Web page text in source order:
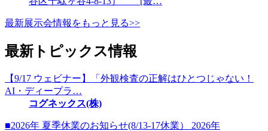
最新展示会情報をもっと見る>>
最新トピックス情報
【9/17 ウェビナー】「外観検査の正解はひとつじゃない！
AI・ディープラ…
コグネックス(株)
■2026年 夏季休業のお知らせ(8/13-17休業） 2026年